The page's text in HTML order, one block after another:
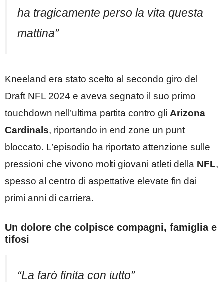
ha tragicamente perso la vita questa
mattina”
Kneeland era stato scelto al secondo giro del
Draft NFL 2024 e aveva segnato il suo primo
touchdown nell’ultima partita contro gli Arizona
Cardinals, riportando in end zone un punt
bloccato. L’episodio ha riportato attenzione sulle
pressioni che vivono molti giovani atleti della NFL,
spesso al centro di aspettative elevate fin dai
primi anni di carriera.
Un dolore che colpisce compagni, famiglia e
tifosi
“La farò finita con tutto”